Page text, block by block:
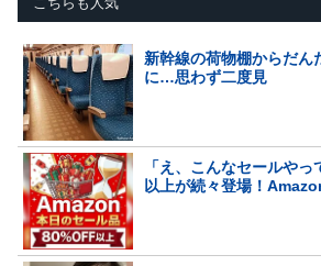
新幹線の荷物棚からだん
に…思わず二度見
「え、こんなセールや
以上が続々登場！